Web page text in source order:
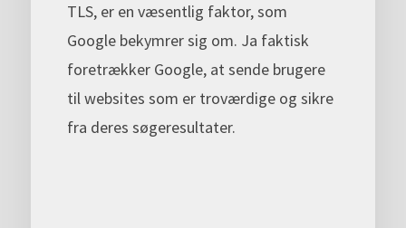
TLS, er en væsentlig faktor, som
Google bekymrer sig om. Ja faktisk
foretrækker Google, at sende brugere
til websites som er troværdige og sikre
fra deres søgeresultater.